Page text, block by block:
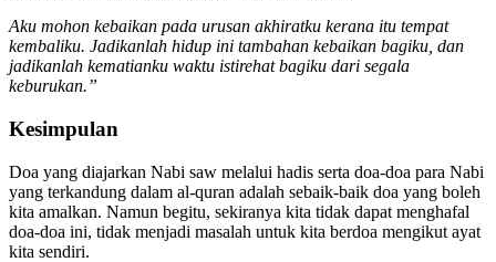
Aku mohon kebaikan pada urusan akhiratku kerana itu tempat
kembaliku. Jadikanlah hidup ini tambahan kebaikan bagiku, dan
jadikanlah kematianku waktu istirehat bagiku dari segala
keburukan.”
Kesimpulan
Doa yang diajarkan Nabi saw melalui hadis serta doa-doa para Nabi
yang terkandung dalam al-quran adalah sebaik-baik doa yang boleh
kita amalkan. Namun begitu, sekiranya kita tidak dapat menghafal
doa-doa ini, tidak menjadi masalah untuk kita berdoa mengikut ayat
kita sendiri.